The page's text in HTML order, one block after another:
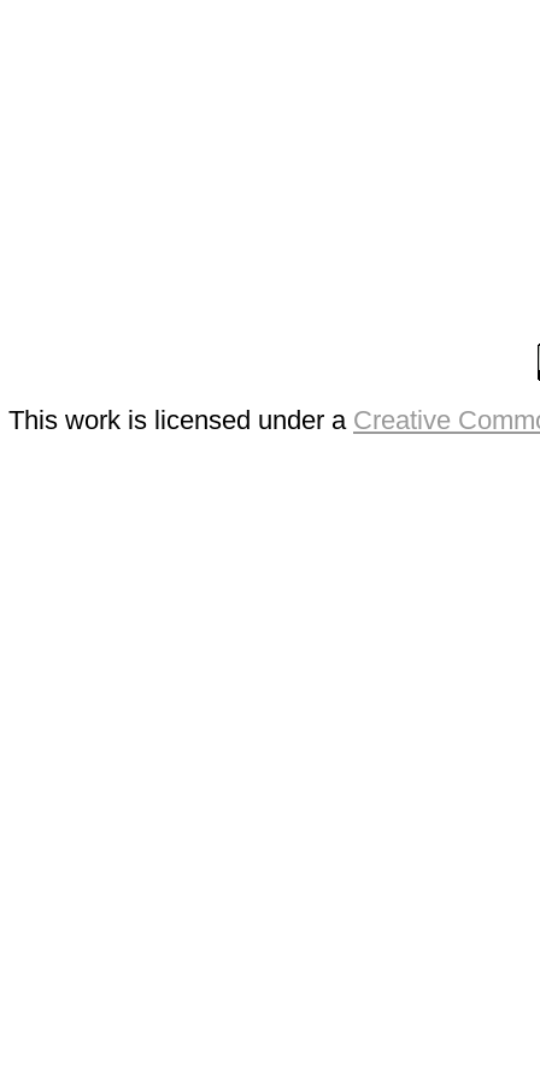
This work is licensed under a Creative